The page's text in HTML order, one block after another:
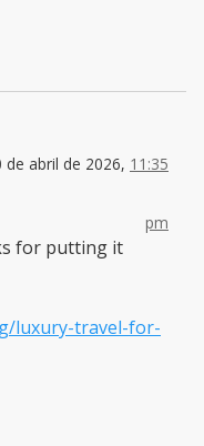
de abril de 2026, 11:35
pm
for putting it
luxury-travel-for-